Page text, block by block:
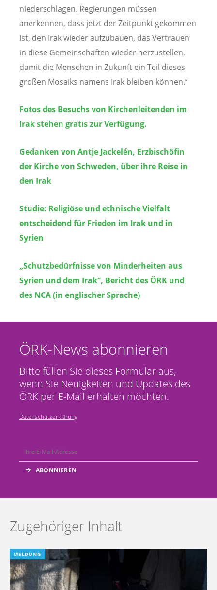
niederschlagen. Regierungen müssen
anerkennen, dass jetzt der Zeitpunkt gekommen
ist, den Irak wieder aufzubauen, das Vertrauen
in diese Gemeinschaften wieder herzustellen,
damit die Menschen in Zukunft ein Teil dieses
großen Mosaiks namens Irak bleiben können.“
Fotos des Besuchs von Kirchenleitenden im
Irak stehen gratis zur Verfügung.
Gedanken von Antje Jackelén, Erzbischöfin
der Kirche von Schweden, über ihre Reise in
den Irak
Studie: Religiöse und ethnische Vielfalt
entscheidend für Frieden im Irak und in
Syrien
„Schutzbedürfnisse von Minderheiten aus
Syrien und dem Irak“, Bericht des ÖRK und
des NCA (in englischer Sprache)
ÖRK-News abonnieren
Bitte füllen Sie dieses Formular aus,
wenn Sie Neuigkeiten und Updates des
ÖRK per E-Mail erhalten möchten.
Datenschutzerklärung
Zugehöriger Inhalt
MELDUNG